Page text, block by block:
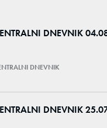
DNEVNIK
DNEVNIK
DNEVNIK